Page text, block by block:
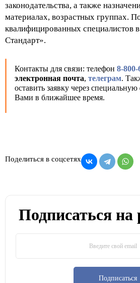
законодательства, а также
материалах, возрастных группах.
квалифицированных специалистов
Стандарт».
Контакты для связи: телефон 8-800-
электронная почта, телеграм.
оставить заявку через
Вами в ближайшее время.
Поделиться в соцсетях
Подписаться на
Подписаться